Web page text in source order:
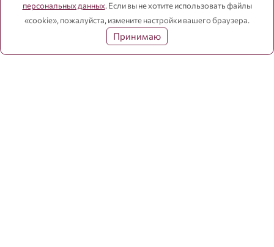
Каталог
персональных данных. Если вы не хотите использовать файлы
«cookie», пожалуйста, измените настройки вашего браузера.
Принимаю